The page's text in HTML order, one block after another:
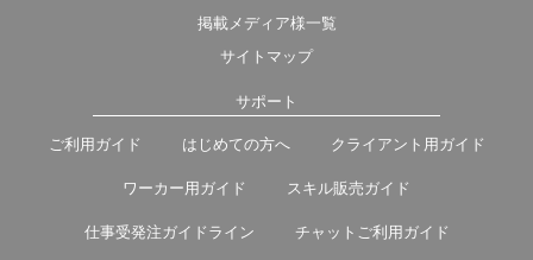
掲載メディア様一覧
サイトマップ
サポート
ご利用ガイド はじめての方へ クライアント用ガイド
ワーカー用ガイド スキル販売ガイド
仕事受発注ガイドライン チャットご利用ガイド